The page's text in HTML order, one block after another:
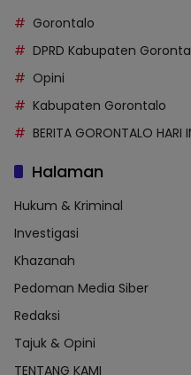
Gorontalo
DPRD Kabupaten
Opini
Kabupaten Gorontalo
BERITA GORONTALO HARI
Halaman
Hukum & Kriminal
Investigasi
Khazanah
Pedoman Media Siber
Redaksi
Tajuk & Opini
TENTANG KAMI